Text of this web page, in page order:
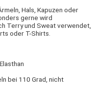
Hals, Kapuzen oder
gerne wird
Terry und Sweat verwendet,
oder T-Shirts.
bei 110 Grad, nicht